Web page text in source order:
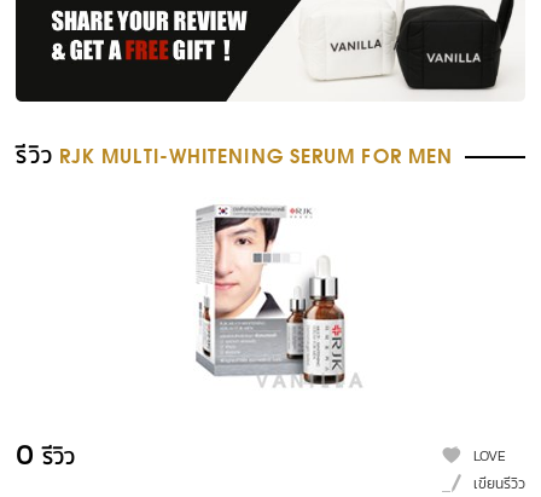
รีวิว RJK MULTI-WHITENING SERUM FOR MEN
0 รีวิว
LOVE
เขียนรีวิว